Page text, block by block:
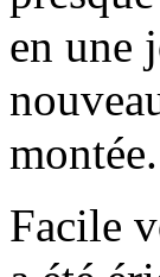
en une
montée.
Facile